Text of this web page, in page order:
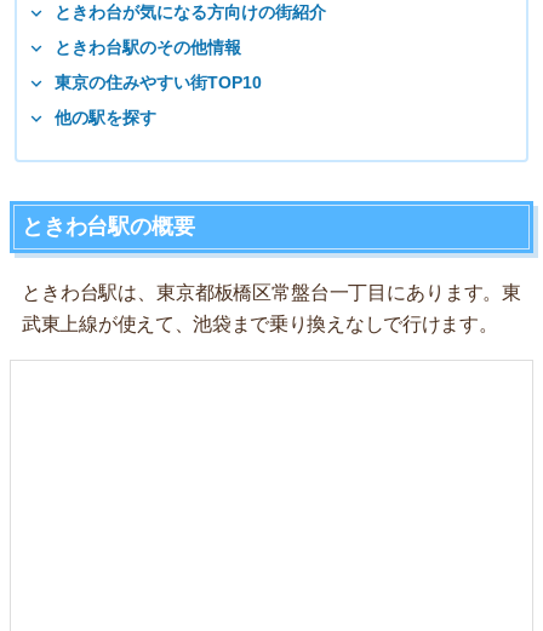
ときわ台が気になる方向けの街紹介
ときわ台駅のその他情報
東京の住みやすい街TOP10
他の駅を探す
ときわ台駅の概要
ときわ台駅は、東京都板橋区常盤台一丁目にあります。東
武東上線が使えて、池袋まで乗り換えなしで行けます。